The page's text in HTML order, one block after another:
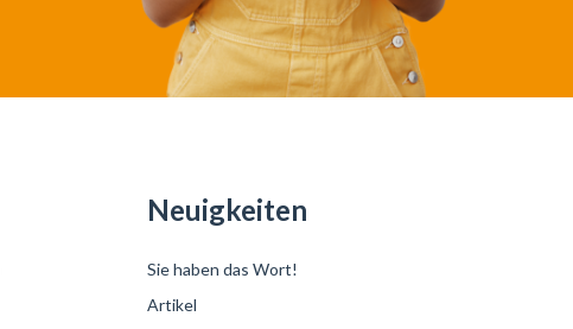
Neuigkeiten
Sie haben das Wort!
Artikel